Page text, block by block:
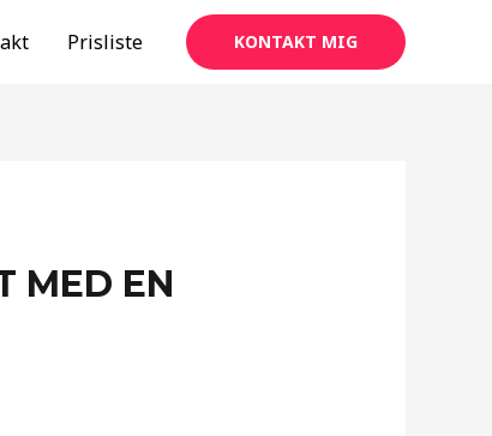
Prisliste KONTAKT MIG
MED EN